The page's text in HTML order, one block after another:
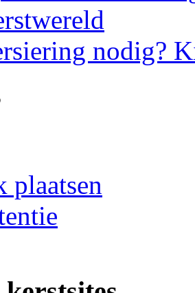
nodig?
plaatsen